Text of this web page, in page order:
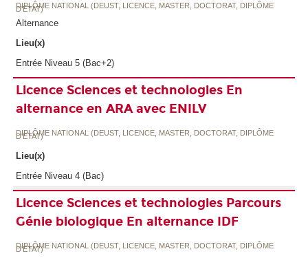
DIPLÔME NATIONAL (DEUST, LICENCE, MASTER, DOCTORAT, DIPLÔME
D'ETAT)
Alternance
Lieu(x)
Entrée Niveau 5 (Bac+2)
Licence Sciences et technologies En
alternance en ARA avec ENILV
DIPLÔME NATIONAL (DEUST, LICENCE, MASTER, DOCTORAT, DIPLÔME
D'ETAT)
Lieu(x)
Entrée Niveau 4 (Bac)
Licence Sciences et technologies Parcours
Génie biologique En alternance IDF
DIPLÔME NATIONAL (DEUST, LICENCE, MASTER, DOCTORAT, DIPLÔME
D'ETAT)